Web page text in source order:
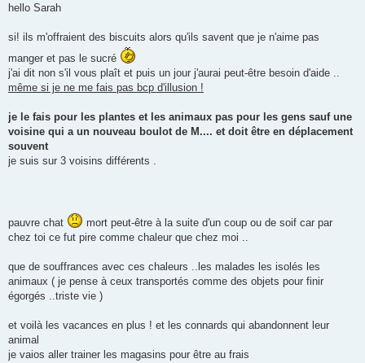
g
hello Sarah
si! ils m'offraient des biscuits alors qu'ils savent que je n'aime pas
manger et pas le sucré
j'ai dit non s'il vous plaît et puis un jour j'aurai peut-être besoin d'aide ..
même si je ne me fais pas bcp d'illusion !
je le fais pour les plantes et les animaux pas pour les gens sauf une
voisine qui a un nouveau boulot de M.... et doit être en déplacement
souvent
je suis sur 3 voisins différents .
pauvre chat
mort peut-être à la suite d'un coup ou de soif car par
chez toi ce fut pire comme chaleur que chez moi ..
que de souffrances avec ces chaleurs ..les malades les isolés les
animaux ( je pense à ceux transportés comme des objets pour finir
égorgés ..triste vie )
et voilà les vacances en plus ! et les connards qui abandonnent leur
animal
je vaios aller trainer les magasins pour être au frais